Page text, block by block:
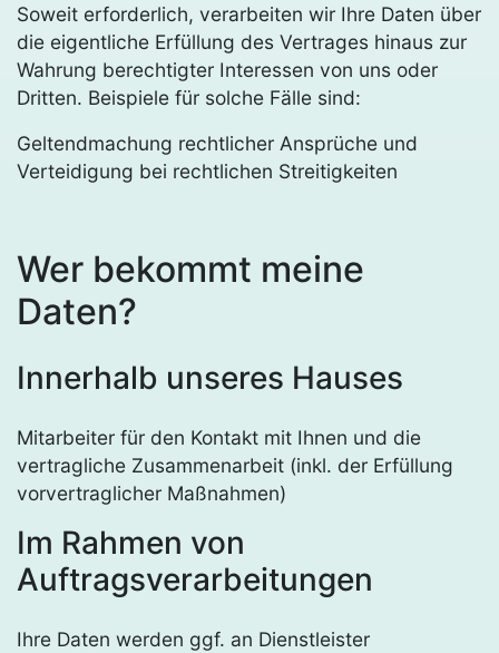
Soweit erforderlich, verarbeiten wir Ihre Daten über
die eigentliche Erfüllung des Vertrages hinaus zur
Wahrung berechtigter Interessen von uns oder
Dritten. Beispiele für solche Fälle sind:
Geltendmachung rechtlicher Ansprüche und
Verteidigung bei rechtlichen Streitigkeiten
Wer bekommt meine
Daten?
Innerhalb unseres Hauses
Mitarbeiter für den Kontakt mit Ihnen und die
vertragliche Zusammenarbeit (inkl. der Erfüllung
vorvertraglicher Maßnahmen)
Im Rahmen von
Auftragsverarbeitungen
Ihre Daten werden ggf. an Dienstleister